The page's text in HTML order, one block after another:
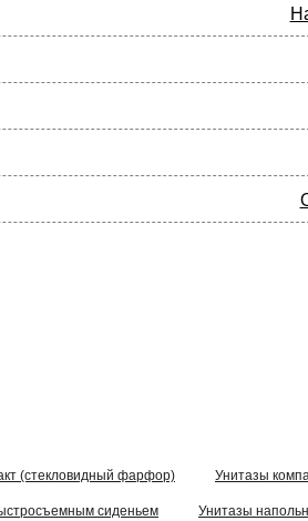
(стекловидный фарфор) Унитазы
сиденьем Унитазы